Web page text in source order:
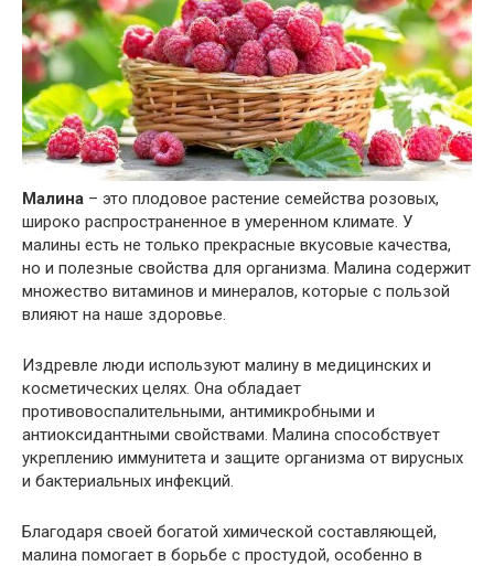
Малина – это плодовое растение семейства розовых,
широко распространенное в умеренном климате. У
малины есть не только прекрасные вкусовые качества,
но и полезные свойства для организма. Малина содержит
множество витаминов и минералов, которые с пользой
влияют на наше здоровье.
Издревле люди используют малину в медицинских и
косметических целях. Она обладает
противовоспалительными, антимикробными и
антиоксидантными свойствами. Малина способствует
укреплению иммунитета и защите организма от вирусных
и бактериальных инфекций.
Благодаря своей богатой химической составляющей,
малина помогает в борьбе с простудой, особенно в